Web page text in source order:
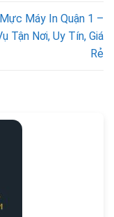
Máy In Quận 1 –
Tận Nơi, Uy Tín, Giá
Rẻ